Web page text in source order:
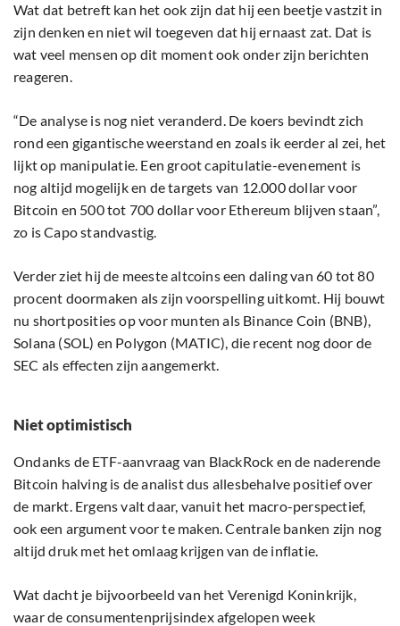
Wat dat betreft kan het ook zijn dat hij een beetje vastzit in
zijn denken en niet wil toegeven dat hij ernaast zat. Dat is
wat veel mensen op dit moment ook onder zijn berichten
reageren.
“De analyse is nog niet veranderd. De koers bevindt zich
rond een gigantische weerstand en zoals ik eerder al zei, het
lijkt op manipulatie. Een groot capitulatie-evenement is
nog altijd mogelijk en de targets van 12.000 dollar voor
Bitcoin en 500 tot 700 dollar voor Ethereum blijven staan”,
zo is Capo standvastig.
Verder ziet hij de meeste altcoins een daling van 60 tot 80
procent doormaken als zijn voorspelling uitkomt. Hij bouwt
nu shortposities op voor munten als Binance Coin (BNB),
Solana (SOL) en Polygon (MATIC), die recent nog door de
SEC als effecten zijn aangemerkt.
Niet optimistisch
Ondanks de ETF-aanvraag van BlackRock en de naderende
Bitcoin halving is de analist dus allesbehalve positief over
de markt. Ergens valt daar, vanuit het macro-perspectief,
ook een argument voor te maken. Centrale banken zijn nog
altijd druk met het omlaag krijgen van de inflatie.
Wat dacht je bijvoorbeeld van het Verenigd Koninkrijk,
waar de consumentenprijsindex afgelopen week